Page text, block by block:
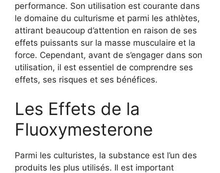
performance. Son utilisation est courante dans
le domaine du culturisme et parmi les athlètes,
attirant beaucoup d’attention en raison de ses
effets puissants sur la masse musculaire et la
force. Cependant, avant de s’engager dans son
utilisation, il est essentiel de comprendre ses
effets, ses risques et ses bénéfices.
Les Effets de la
Fluoxymesterone
Parmi les culturistes, la substance est l’un des
produits les plus utilisés. Il est important